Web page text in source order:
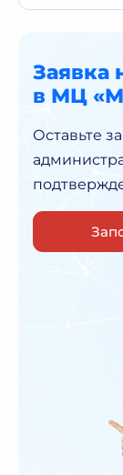
Заявка
в МЦ
Оставьте